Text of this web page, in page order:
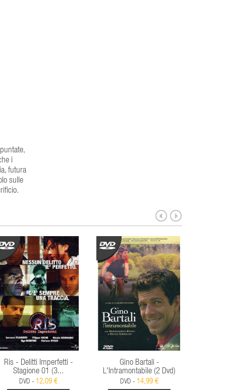
i
futura
sulle
Ris - Delitti Imperfetti -
Stagione 01 (3...
DVD - 12,09 €
Gino Bartali -
L'Intramontabile (2 Dvd)
DVD - 14,99 €